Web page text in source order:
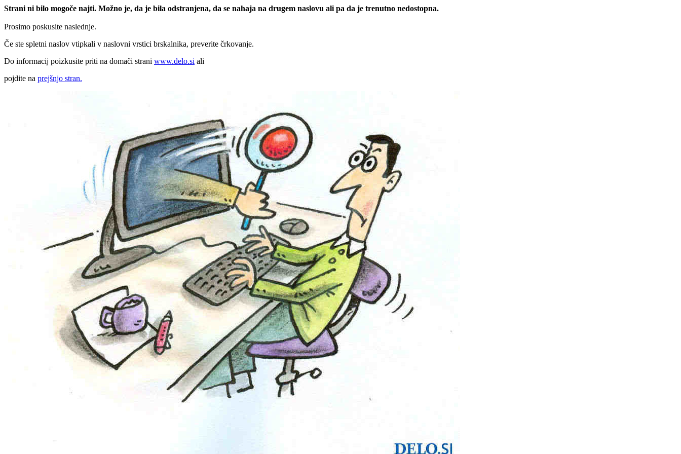
Strani ni bilo mogoče najti. Možno je, da je bila odstranjena, da se nahaja na drugem naslovu ali pa da je trenutno nedostopna.
Prosimo poskusite naslednje.
Če ste spletni naslov vtipkali v naslovni vrstici brskalnika, preverite črkovanje.
Do informacij poizkusite priti na domači strani www.delo.si ali
pojdite na prejšnjo stran.